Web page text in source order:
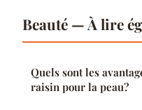
Beauté — À lire
Quels sont les
raisin pour la peau?